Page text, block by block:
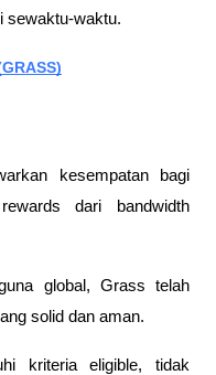
sewaktu-waktu.
kesempatan bagi
dari bandwidth
global, Grass telah
solid dan aman.
kriteria eligible, tidak